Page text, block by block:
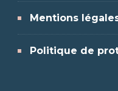
Mentions
Politique de